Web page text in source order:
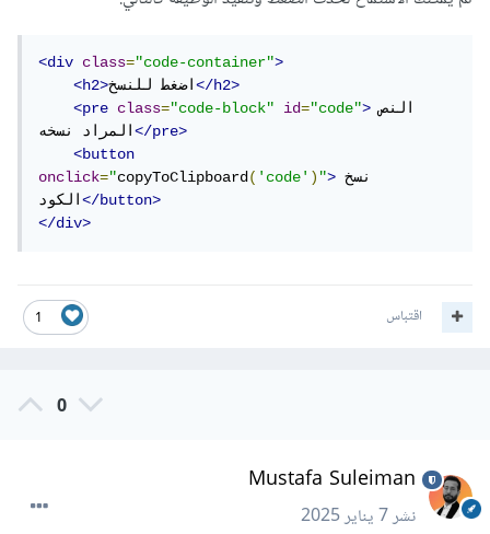
<div class="code-container">
<h2>اضغط للنسخ</h2>
<pre
class="code-block" id="code"> النص
المراد نسخه</pre>
<button
onclick="copyToClipboard('code')"> نسخ
الكود</button>
</div>
1 اقتباس
0
Mustafa Suleiman
نشر7 يناير 2025